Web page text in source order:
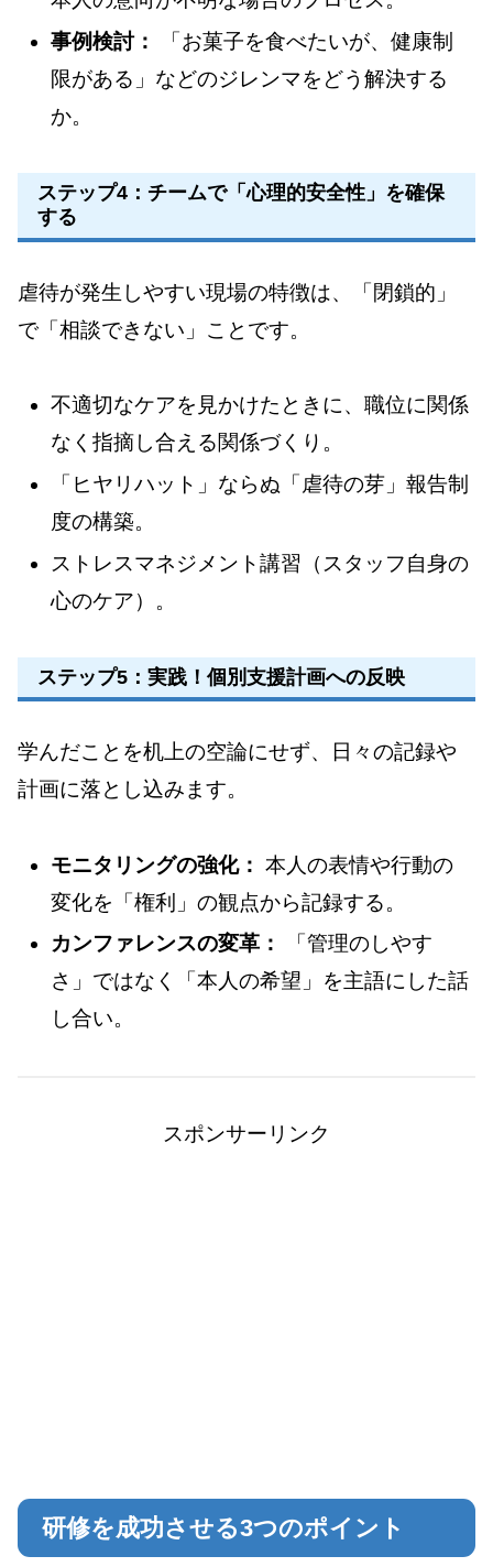
事例検討：
「お菓子を食べたいが、健康制
限がある」などのジレンマをどう解決する
か。
ステップ4：チームで「心理的安全性」を確保
する
虐待が発生しやすい現場の特徴は、「閉鎖的」
で「相談できない」ことです。
不適切なケアを見かけたときに、職位に関係
なく指摘し合える関係づくり。
「ヒヤリハット」ならぬ「虐待の芽」報告制
度の構築。
ストレスマネジメント講習（スタッフ自身の
心のケア）。
ステップ5：実践！個別支援計画への反映
学んだことを机上の空論にせず、日々の記録や
計画に落とし込みます。
モニタリングの強化： 本人の表情や行動の
変化を「権利」の観点から記録する。
カンファレンスの変革：
「管理のしやす
さ」ではなく「本人の希望」を主語にした話
し合い。
スポンサーリンク
研修を成功させる3つのポイント